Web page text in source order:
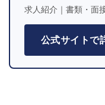
求人紹介｜書類・面
公式サイトで